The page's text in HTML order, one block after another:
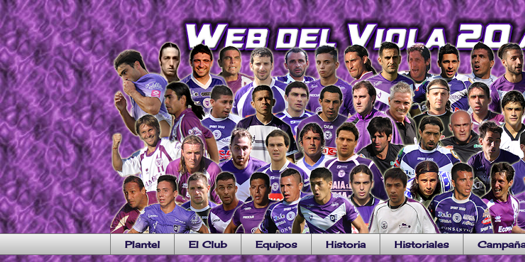
Plantel El Club Equipos Historia Historiales